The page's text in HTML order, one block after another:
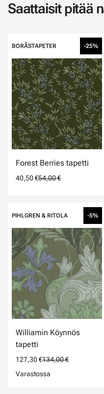
Saattaisit pitää
BORÅSTAPETER -25%
Forest Berries tapetti
40,50 €54,00 €
PIHLGREN & RITOLA -5%
Williamin Köynnös
tapetti
127,30 €134,00 €
Varastossa